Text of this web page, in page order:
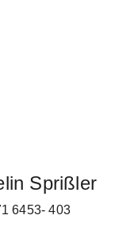
Sprißler
6453- 403